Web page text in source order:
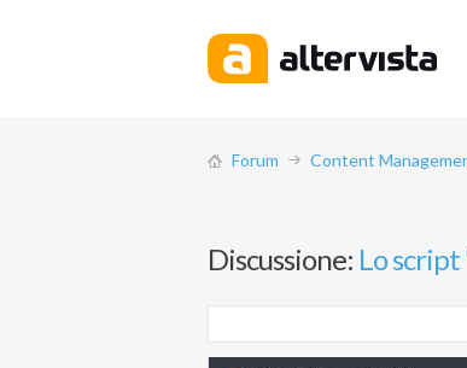
Forum Content
Discussione: Lo